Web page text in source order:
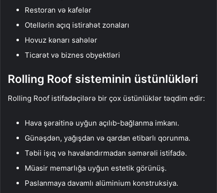
Restoran və kafelər
Otellərin açıq istirahət zonaları
Hovuz kənarı sahələr
Ticarət və biznes obyektləri
Rolling Roof sisteminin üstünlükləri
Rolling Roof istifadəçilərə bir çox üstünlüklər təqdim edir:
Hava şəraitinə uyğun açılıb-bağlanma imkanı.
Günəşdən, yağışdan və qardan etibarlı qorunma.
Təbii işıq və havalandırmadan səmərəli istifadə.
Müasir memarlığa uyğun estetik görünüş.
Paslanmaya davamlı alüminium konstruksiya.